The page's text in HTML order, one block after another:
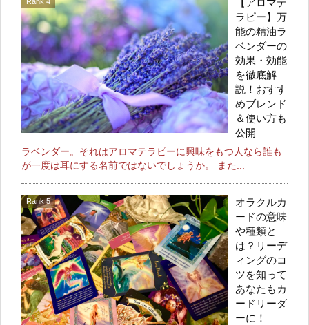
ラピー】万
能の精油ラ
ベンダーの
効果・効能
を徹底解
説！おすす
めブレンド
＆使い方も
公開
ラベンダー。それはアロマテラピーに興味をもつ人なら誰も
が一度は耳にする名前ではないでしょうか。 また...
オラクルカ
ードの意味
や種類と
は？リーデ
ィングのコ
ツを知って
あなたもカ
ードリーダ
ーに！